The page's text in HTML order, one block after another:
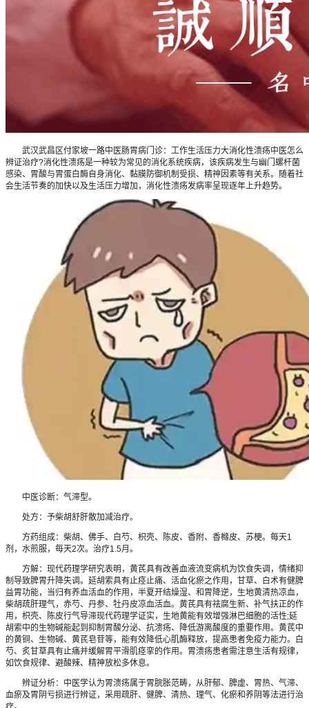
武汉武昌区付家坡一路中医肠胃病门诊：工作生活压力大消化性溃疡中医怎么
辨证治疗?消化性溃疡是一种较为常见的消化系统疾病，该疾病发生与幽门螺杆菌
感染、胃酸与胃蛋白酶自身消化、黏膜防御机制受损、精神因素等有关系。随着社
会生活节奏的加快以及生活压力增加，消化性溃疡发病率呈现逐年上升趋势。
中医诊断：气滞型。
处方：予柴胡舒肝散加减治疗。
方药组成：柴胡、佛手、白芍、枳壳、陈皮、香附、香橼皮、苏梗。每天1
剂，水煎服，每天2次。治疗1.5月。
方解：现代药理学研究表明，黄芪具有改善血液流变病机为饮食失调，情绪抑
制导致脾胃升降失调。延胡索具有止痉止痛、活血化瘀之作用，甘草、白术有健脾
益胃功能，当归有养血活血的作用，半夏开结燥湿、和胃降逆，生地黄清热凉血，
柴胡疏肝理气，赤芍、丹参、牡丹皮凉血活血。黄芪具有祛腐生新、补气扶正的作
用，枳壳、陈皮行气导滞现代药理学证实，生地黄能有效增强淋巴细胞的活性;延
胡索中的生物碱能起到抑制胃酸分泌、抗溃疡、降低游离酸度的重要作用。黄芪中
的黄铜、生物碱、黄芪皂苷等，能有效降低心肌酶释放，提高患者免疫力能力。白
芍、炙甘草具有止痛并缓解胃平滑肌痉挛的作用。胃溃疡患者需注意生活有规律，
如饮食规律、避酸辣、精神放松多休息。
辨证分析：中医学认为胃溃疡属于胃脘胀范畴，从肝郁、脾虚、胃热、气滞、
血瘀及胃阴亏损进行辨证，采用疏肝、健脾、清热、理气、化瘀和养阴等法进行治